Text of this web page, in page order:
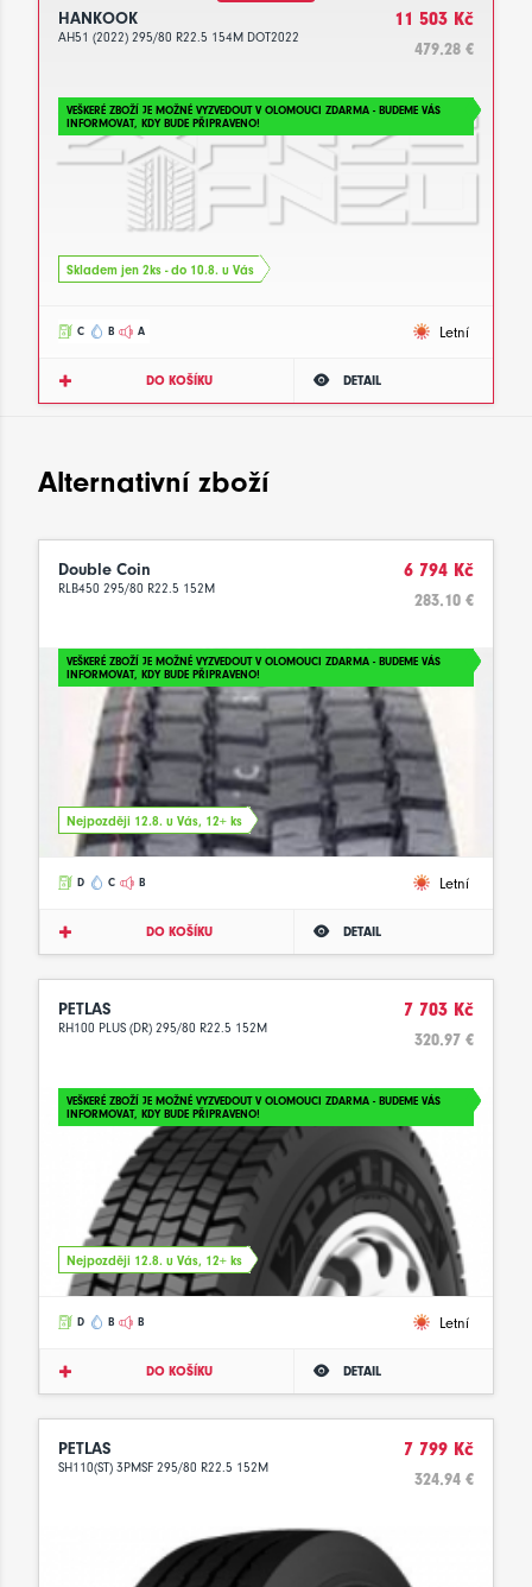
HANKOOK
AH51 (2022) 295/80 R22.5 154M DOT2022
11 503 Kč
479.28 €
VEŠKERÉ ZBOŽÍ JE MOŽNÉ VYZVEDOUT V OLOMOUCI ZDARMA - BUDEME VÁS
INFORMOVAT, KDY BUDE PŘIPRAVENO!
Skladem jen 2ks - do 10.8. u Vás
C B A Letní
DO KOŠÍKU DETAIL
Alternativní zboží
Double Coin
RLB450 295/80 R22.5 152M
6 794 Kč
283.10 €
VEŠKERÉ ZBOŽÍ JE MOŽNÉ VYZVEDOUT V OLOMOUCI ZDARMA - BUDEME VÁS
INFORMOVAT, KDY BUDE PŘIPRAVENO!
Nejpozději 12.8. u Vás, 12+ ks
D C B Letní
DO KOŠÍKU DETAIL
PETLAS
RH100 PLUS (DR) 295/80 R22.5 152M
7 703 Kč
320.97 €
VEŠKERÉ ZBOŽÍ JE MOŽNÉ VYZVEDOUT V OLOMOUCI ZDARMA - BUDEME VÁS
INFORMOVAT, KDY BUDE PŘIPRAVENO!
Nejpozději 12.8. u Vás, 12+ ks
D B B Letní
DO KOŠÍKU DETAIL
PETLAS
SH110(ST) 3PMSF 295/80 R22.5 152M
7 799 Kč
324.94 €